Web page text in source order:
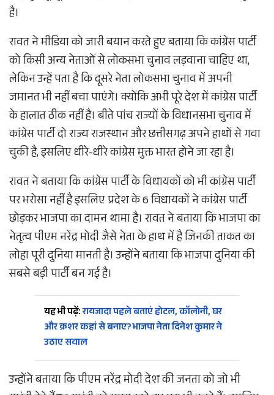
है।
रावत ने मीडिया को जारी बयान करते हुए बताया कि कांग्रेस पार्टी
को किसी अन्य नेताओं से लोकसभा चुनाव लड़वाना चाहिए था,
लेकिन उन्हें पता है कि दूसरे नेता लोकसभा चुनाव में अपनी
जमानत भी नहीं बचा पाएंगे। क्योंकि अभी पूरे देश में कांग्रेस पार्टी
के हालात ठीक नहीं है। बीते पांच राज्यों के विधानसभा चुनाव में
कांग्रेस पार्टी दो राज्य राजस्थान और छत्तीसगढ़ अपने हाथों से गवा
चुकी है, इसलिए धीरे-धीरे कांग्रेस मुक्त भारत होने जा रहा है।
रावत ने बताया कि कांग्रेस पार्टी के विधायकों को भी कांग्रेस पार्टी
पर भरोसा नहीं है इसलिए प्रदेश के 6 विधायकों ने कांग्रेस पार्टी
छोड़कर भाजपा का दामन थामा है। रावत ने बताया कि भाजपा का
नेतृत्व पीएम नरेंद्र मोदी जैसे नेता के हाथ में है जिनकी ताकत का
लोहा पूरी दुनिया मानती है। उन्होंने बताया कि भाजपा दुनिया की
सबसे बड़ी पार्टी बन गई है।
यह भी पढ़ें:रायजादा पहले बताएं होटल, कॉलोनी, घर
और क्रशर कहां से बनाए? भाजपा नेता दिनेश कुमार ने
उठाए सवाल
उन्होंने बताया कि पीएम नरेंद्र मोदी देश की जनता को जो भी